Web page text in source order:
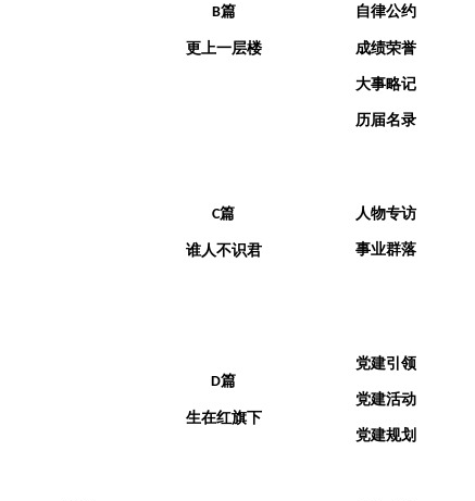
B篇
更上一层楼
自律公约
成绩荣誉
大事略记
历届名录
C篇
谁人不识君
人物专访
事业群落
D篇
生在红旗下
党建引领
党建活动
党建规划